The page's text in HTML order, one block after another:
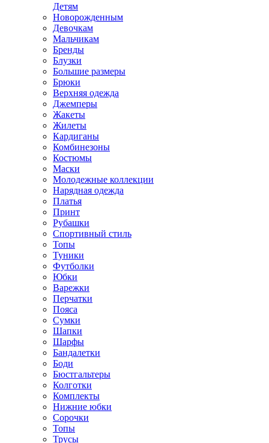
Детям
Новорожденным
Девочкам
Мальчикам
Бренды
Блузки
Большие размеры
Брюки
Верхняя одежда
Джемперы
Жакеты
Жилеты
Кардиганы
Комбинезоны
Костюмы
Маски
Молодежные коллекции
Нарядная одежда
Платья
Принт
Рубашки
Спортивный стиль
Топы
Туники
Футболки
Юбки
Варежки
Перчатки
Пояса
Сумки
Шапки
Шарфы
Бандалетки
Боди
Бюстгальтеры
Колготки
Комплекты
Нижние юбки
Сорочки
Топы
Трусы